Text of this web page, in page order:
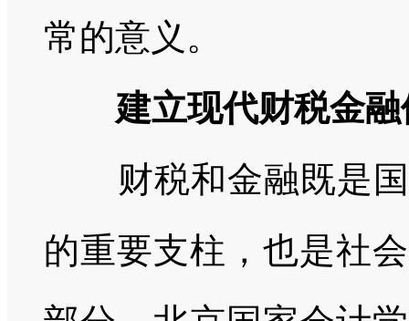
常的意义。
建立现代财税金
财税和金融既是国
的重要支柱，也是社